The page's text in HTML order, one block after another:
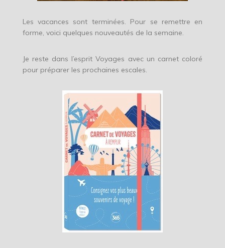
Les vacances sont terminées. Pour se remettre en
forme, voici quelques nouveautés de la semaine.
Je reste dans l’esprit Voyages avec un carnet coloré
pour préparer les prochaines escales.